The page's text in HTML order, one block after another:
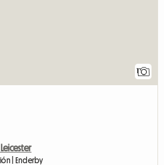
1
| Enderby